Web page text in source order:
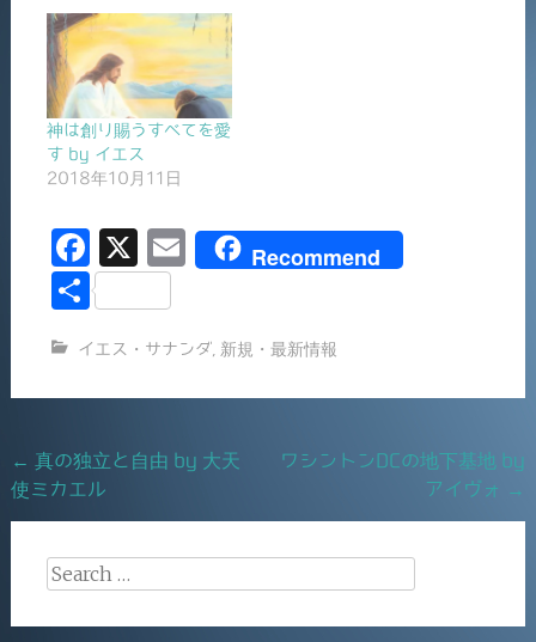
神は創り賜うすべてを愛
す by イエス
2018年10月11日
F
a
e
b
o
k
X
E
l
Recommend
共
イエス・サナンダ, 新規・最新情報
Post
navigation
← 真の独立と自由 by 大天
使ミカエル
ワシントンDCの地下基地 by
アイヴォ
→
Search